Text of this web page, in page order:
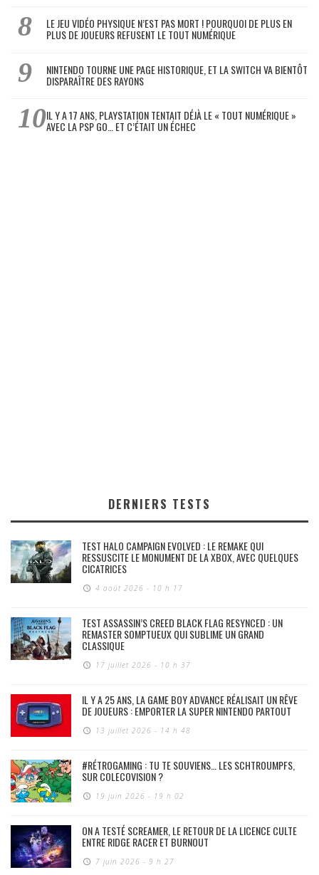
LE JEU VIDÉO PHYSIQUE N’EST PAS MORT ! POURQUOI DE PLUS EN
PLUS DE JOUEURS REFUSENT LE TOUT NUMÉRIQUE
NINTENDO TOURNE UNE PAGE HISTORIQUE, ET LA SWITCH VA BIENTÔT
DISPARAÎTRE DES RAYONS
IL Y A 17 ANS, PLAYSTATION TENTAIT DÉJÀ LE « TOUT NUMÉRIQUE »
AVEC LA PSP GO… ET C’ÉTAIT UN ÉCHEC
DERNIERS TESTS
TEST HALO CAMPAIGN EVOLVED : LE REMAKE QUI
RESSUSCITE LE MONUMENT DE LA XBOX, AVEC QUELQUES
CICATRICES
4 août 2026 - 10 h 17
TEST ASSASSIN’S CREED BLACK FLAG RESYNCED : UN
REMASTER SOMPTUEUX QUI SUBLIME UN GRAND
CLASSIQUE
17 juillet 2026 - 10 h 37
IL Y A 25 ANS, LA GAME BOY ADVANCE RÉALISAIT UN RÊVE
DE JOUEURS : EMPORTER LA SUPER NINTENDO PARTOUT
13 juillet 2026 - 14 h 48
#RÉTROGAMING : TU TE SOUVIENS… LES SCHTROUMPFS,
SUR COLECOVISION ?
19 juin 2026 - 19 h 02
ON A TESTÉ SCREAMER, LE RETOUR DE LA LICENCE CULTE
ENTRE RIDGE RACER ET BURNOUT
7 juin 2026 - 9 h 27